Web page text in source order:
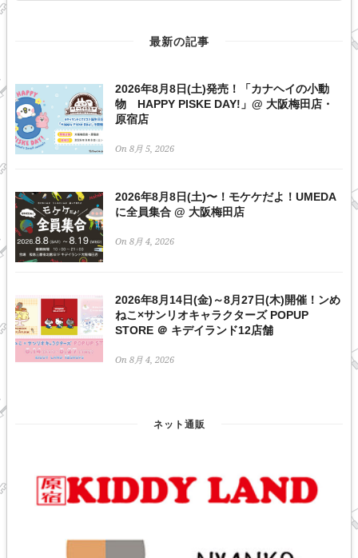
最新の記事
2026年8月8日(土)発売！「カナヘイの小動
物 HAPPY PISKE DAY!」@ 大阪梅田店・
原宿店
On 8月 5, 2026
2026年8月8日(土)〜！モケケだよ！UMEDA
に全員集合 @ 大阪梅田店
On 8月 4, 2026
2026年8月14日(金)～8月27日(木)開催！ンめ
ねこ×サンリオキャラクターズ POPUP
STORE ＠ キデイランド12店舗
On 8月 4, 2026
ネット通販